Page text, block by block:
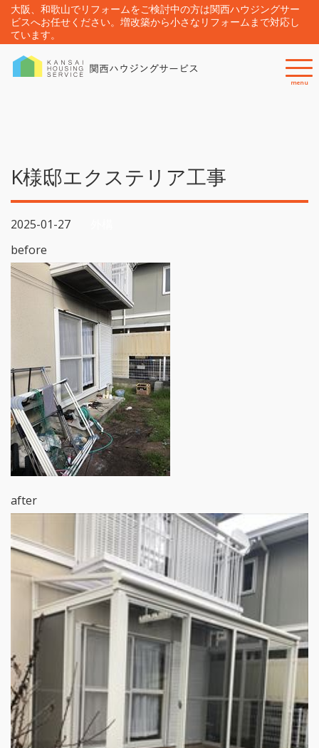
大阪、和歌山でリフォームをご検討中の方は関西ハウジングサー
ビスへお任せください。増改築から小さなリフォームまで対応し
ています。
menu
K様邸エクステリア工事
2025-01-27
before
after